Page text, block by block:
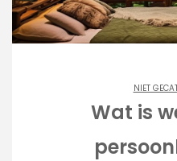
NIET
Wat is